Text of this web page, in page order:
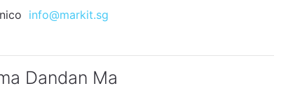
info@markit.sg
Dandan Ma